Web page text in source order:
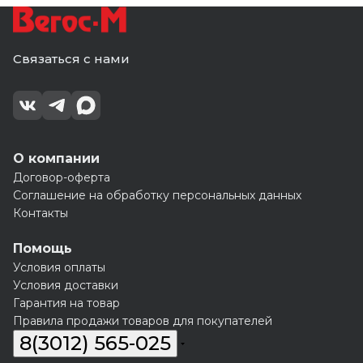
Связаться с нами
О компании
Договор-оферта
Соглашение на обработку персональных данных
Контакты
Помощь
Условия оплаты
Условия доставки
Гарантия на товар
Правила продажи товаров для покупателей
8(3012) 565-025